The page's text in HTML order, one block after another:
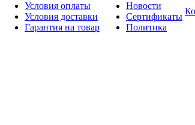
Условия оплаты
Условия доставки
Гарантия на товар
Новости
Сертификаты
Политика